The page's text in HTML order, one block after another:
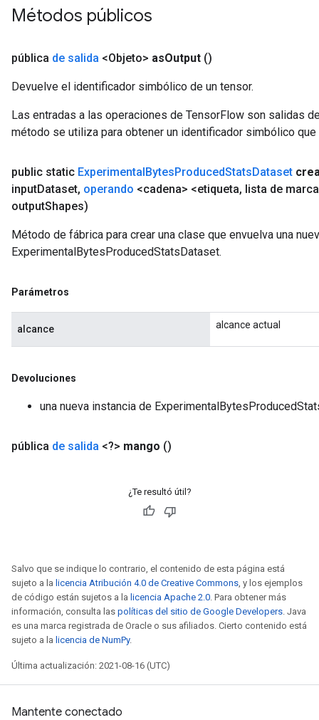
Métodos públicos
pública de salida <Objeto> asOutput ()
Devuelve el identificador simbólico de un tensor.
Las entradas a las operaciones de TensorFlow son salidas
método se utiliza para obtener un identificador simbólico
public static ExperimentalBytesProducedStatsDataset
inputDataset, operando <cadena> <etiqueta, lista de
outputShapes)
Método de fábrica para crear una clase que envuelva una
ExperimentalBytesProducedStatsDataset.
Parámetros
alcance alcance actual
Devoluciones
una nueva instancia de
pública de salida <?> mango ()
¿Te resultó útil?
Salvo que se indique lo contrario, el contenido de esta página está
sujeto a la licencia Atribución 4.0 de Creative Commons, y los ejemplos
de código están sujetos a la licencia Apache 2.0. Para obtener más
información, consulta las políticas del sitio de Google Developers. Java
es una marca registrada de Oracle o sus afiliados. Cierto contenido está
sujeto a la licencia de NumPy.
Última actualización: 2021-08-16 (UTC)
Mantente conectado